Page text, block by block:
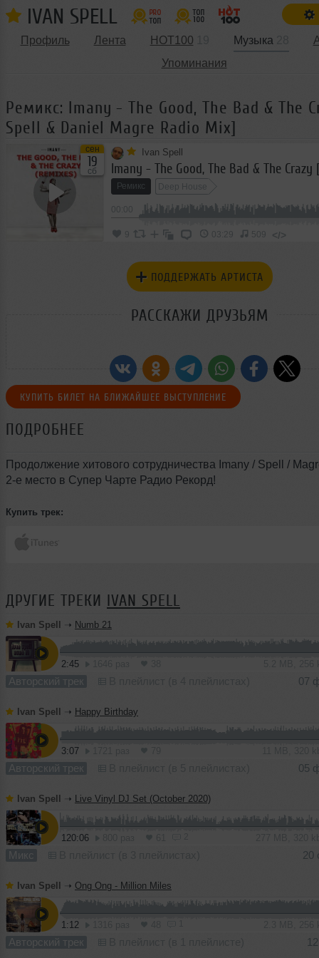
IVAN SPELL
Профиль Лента HOT100 Музыка
Упоминания
Ремикс: Imany - The Good, The Bad & The
Spell & Daniel Magre Radio Mix]
Ivan Spell
Ремикс Deep House
9 03:29 509 </>
сен
19
сб
ПОДДЕРЖАТЬ АРТИСТА
РАССКАЖИ ДРУЗЬЯМ
КУПИТЬ БИЛЕТ НА БЛИЖАЙШЕЕ ВЫСТУПЛЕНИЕ
ПОДРОБНЕЕ
Продолжение хитового сотрудничества Imany / Spell /
2-е место в Супер Чарте Радио Рекорд!
Купить трек:
ДРУГИЕ ТРЕКИ IVAN SPELL
Ivan Spell ➝ Numb 21
2:45
Авторский трек 07
Ivan Spell ➝ Happy Birthday
3:07
Авторский трек 05
Ivan Spell ➝ Live Vinyl DJ Set (October 2020)
120:06
Микс 20
Ivan Spell ➝ Ong Ong - Million Miles
1:12
Авторский трек